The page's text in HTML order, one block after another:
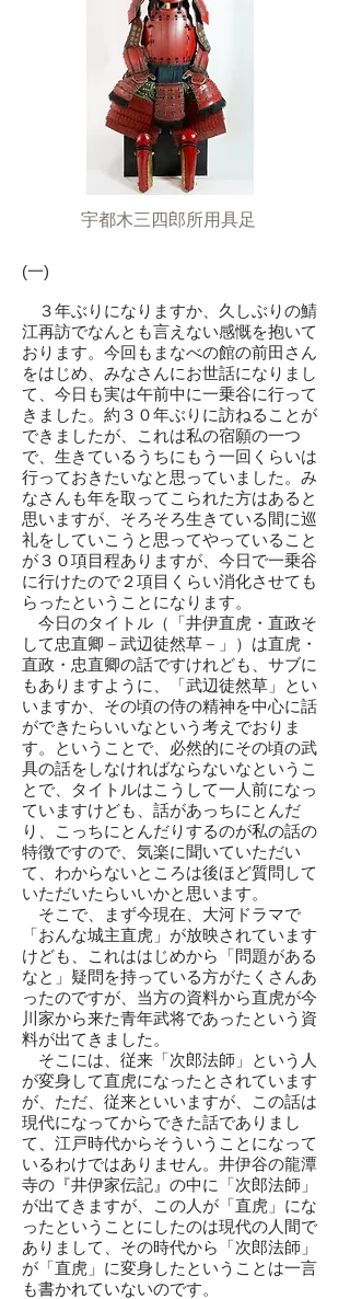
(一)
３年ぶりになりますか、久しぶりの鯖
江再訪でなんとも言えない感慨を抱いて
おります。今回もまなべの館の前田さん
をはじめ、みなさんにお世話になりまし
て、今日も実は午前中に一乗谷に行って
きました。約３０年ぶりに訪ねることが
できましたが、これは私の宿願の一つ
で、生きているうちにもう一回くらいは
行っておきたいなと思っていました。み
なさんも年を取ってこられた方はあると
思いますが、そろそろ生きている間に巡
礼をしていこうと思ってやっていること
が３０項目程ありますが、今日で一乗谷
に行けたので２項目くらい消化させても
らったということになります。
今日のタイトル（「井伊直虎・直政そ
して忠直卿－武辺徒然草－」）は直虎・
直政・忠直卿の話ですけれども、サブに
もありますように、「武辺徒然草」とい
いますか、その頃の侍の精神を中心に話
ができたらいいなという考えでおりま
す。ということで、必然的にその頃の武
具の話をしなければならないなというこ
とで、タイトルはこうして一人前になっ
ていますけども、話があっちにとんだ
り、こっちにとんだりするのが私の話の
特徴ですので、気楽に聞いていただい
て、わからないところは後ほど質問して
いただいたらいいかと思います。
そこで、まず今現在、大河ドラマで
「おんな城主直虎」が放映されています
けども、これははじめから「問題がある
なと」疑問を持っている方がたくさんあ
ったのですが、当方の資料から直虎が今
川家から来た青年武将であったという資
料が出てきました。
そこには、従来「次郎法師」という人
が変身して直虎になったとされています
が、ただ、従来といいますが、この話は
現代になってからできた話でありまし
て、江戸時代からそういうことになって
いるわけではありません。井伊谷の龍潭
寺の『井伊家伝記』の中に「次郎法師」
が出てきますが、この人が「直虎」にな
ったということにしたのは現代の人間で
ありまして、その時代から「次郎法師」
が「直虎」に変身したということは一言
も書かれていないのです。
宇都木三四郎所用具足